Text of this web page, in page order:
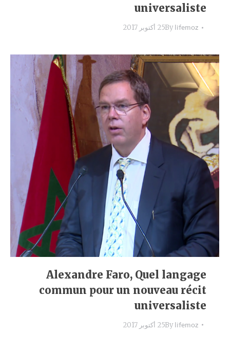
universaliste
By lifemoz 25 أكتوبر 2017
Alexandre Faro, Quel langage
commun pour un nouveau récit
universaliste
By lifemoz 25 أكتوبر 2017